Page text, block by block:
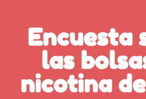
Encuesta
las
nicotina